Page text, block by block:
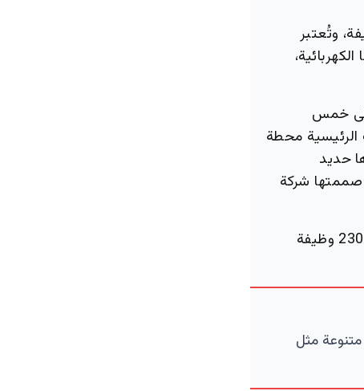
وكثيفة، وتُعتبر
20% من احتياجاتها الكهربائية،
خمس
محطة
حديد
صممتها شركة
وخلال فترة التشغيل، يتيح المشروع أكثر من 7600 فرصة عمل سنوياً، منها 2300 وظيفة
مثل